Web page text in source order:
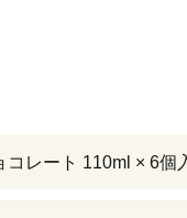
コレート 110ml × 6個